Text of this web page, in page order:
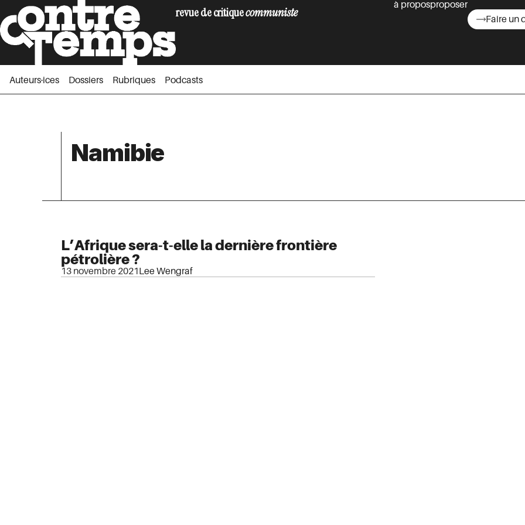
Auteurs·ices
revue de critiquecommuniste à proposproposer
Faire un
Auteurs·ices Dossiers Rubriques Podcasts
Namibie
L’Afrique sera-t-elle la dernière frontière
pétrolière ?
13 novembre 2021 Lee Wengraf